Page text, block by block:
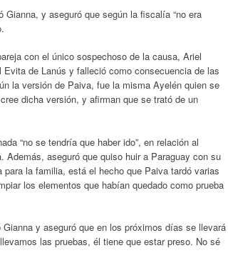
Gianna, y aseguró que según la fiscalía “no era
con el único sospechoso de la causa, Ariel
de Lanús y falleció como consecuencia de las
la versión de Paiva, fue la misma Ayelén quien se
dicha versión, y afirman que se trató de un
“no se tendría que haber ido”, en relación al
aseguró que quiso huir a Paraguay con su
la familia, está el hecho que Paiva tardó varias
los elementos que habían quedado como prueba
y aseguró que en los próximos días se llevará
las pruebas, él tiene que estar preso. No sé